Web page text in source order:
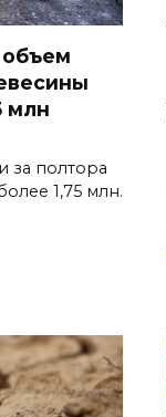
млн
за полтора
1,75 млн.